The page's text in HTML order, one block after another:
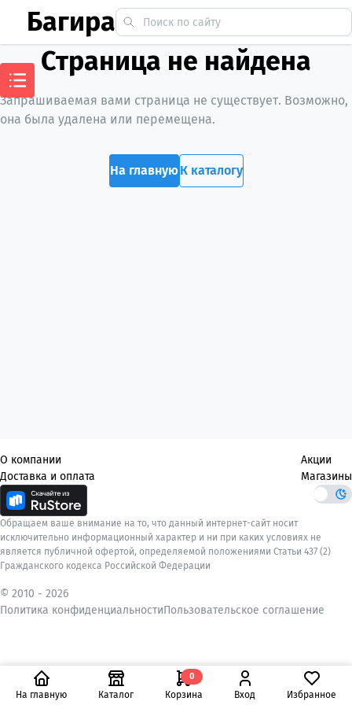
Багира
На главную Каталог
0
Корзина Вход Избранное
Страница не найдена
Запрашиваемая вами страница не существует. Возможно,
она была удалена или перемещена.
На главнуюК каталогу
О компании
Доставка и оплата
Акции
Магазины
Обращаем ваше внимание на то, что данный интернет-сайт носит
исключительно информационный характер и ни при каких условиях не
является публичной офертой, определяемой положениями Статьи 437 (2)
Гражданского кодекса Российской Федерации
© 2010 - 2026
Политика конфиденциальностиПользовательское соглашение